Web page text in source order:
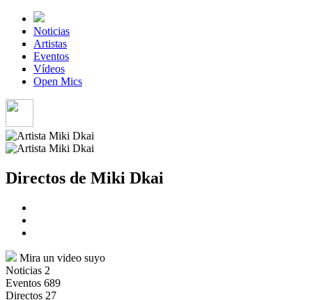
Noticias
Artistas
Eventos
Vídeos
Open Mics
Directos de Miki Dkai
Mira un video suyo
Noticias 2
Eventos 689
Directos 27